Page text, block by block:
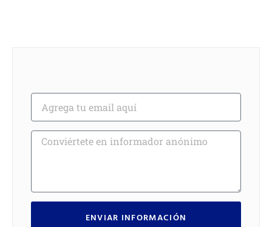
ENVIAR INFORMACIÓN